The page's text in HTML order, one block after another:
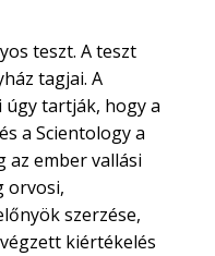
teszt. A teszt
tagjai. A
úgy tartják, hogy a
a Scientology a
az ember vallási
orvosi,
szerzése,
kiértékelés